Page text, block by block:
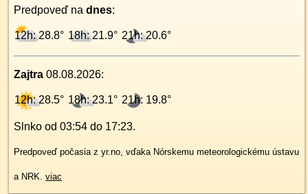
Predpoveď na dnes:
12h: 28.8° 18h: 21.9° 21h: 20.6°
Zajtra 08.08.2026:
12h: 28.5° 18h: 23.1° 21h: 19.8°
Slnko od 03:54 do 17:23.
Predpoveď počasia z yr.no, vďaka Nórskemu meteorologickému ústavu
a NRK. viac